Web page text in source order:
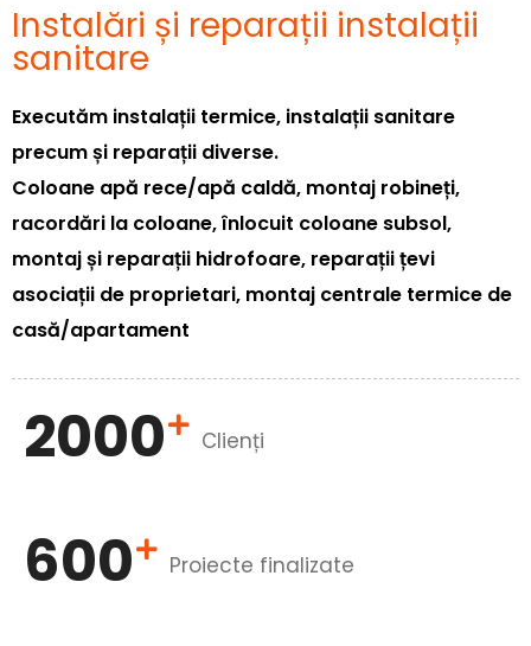
Instalări și reparații instalații
sanitare
Executăm instalații termice, instalații sanitare
precum și reparații diverse.
Coloane apă rece/apă caldă, montaj robineți,
racordări la coloane, înlocuit coloane subsol,
montaj și reparații hidrofoare, reparații țevi
asociații de proprietari, montaj centrale termice de
casă/apartament
2000 Clienți
600 Proiecte finalizate